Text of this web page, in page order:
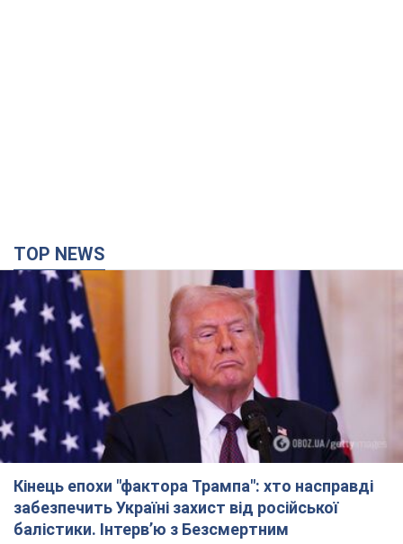
TOP NEWS
Кінець епохи "фактора Трампа": хто насправді
забезпечить Україні захист від російської
балістики. Інтерв’ю з Безсмертним